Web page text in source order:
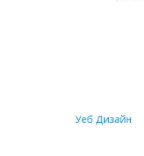
© 2026Уеб Дизайн